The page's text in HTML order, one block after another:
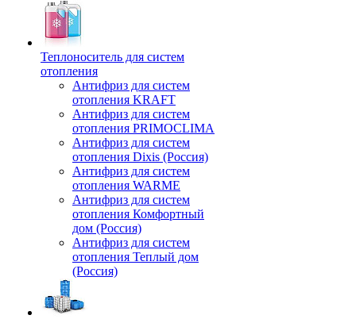
Теплоноситель для систем
отопления
Антифриз для систем
отопления KRAFT
Антифриз для систем
отопления PRIMOCLIMA
Антифриз для систем
отопления Dixis (Россия)
Антифриз для систем
отопления WARME
Антифриз для систем
отопления Комфортный
дом (Россия)
Антифриз для систем
отопления Теплый дом
(Россия)